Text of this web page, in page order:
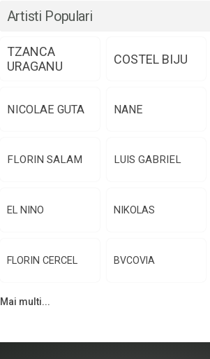
Artisti Populari
TZANCA
URAGANU
COSTEL BIJU
NICOLAE GUTA NANE
FLORIN SALAM LUIS GABRIEL
EL NINO NIKOLAS
FLORIN CERCEL BVCOVIA
Mai multi...